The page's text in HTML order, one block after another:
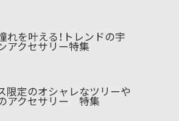
れを叶える！トレンドの宇
アクセサリー特集
限定のオシャレなツリーや
アクセサリー 特集